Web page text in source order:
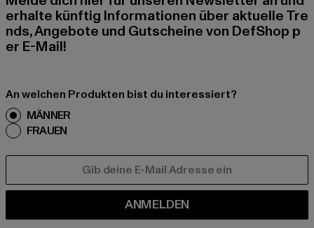
erhalte künftig Informationen über aktuelle Tre
nds, Angebote und Gutscheine von DefShop p
er E-Mail!
An welchen Produkten bist du interessiert?
MÄNNER
FRAUEN
ANMELDEN